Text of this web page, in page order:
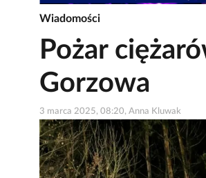
Wiadomości
Pożar
Gorzowa
3 marca 2025, 08:20, Anna Kluwak